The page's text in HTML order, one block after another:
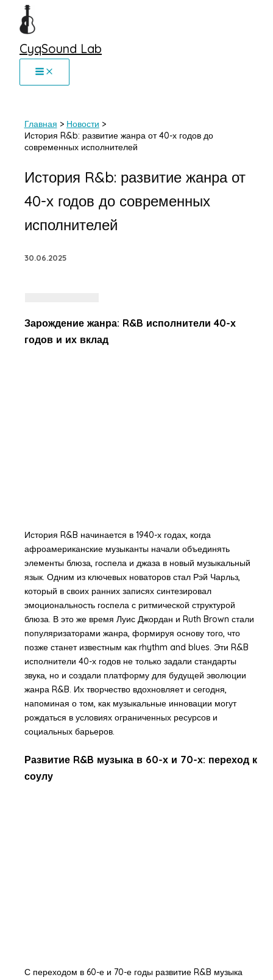
Перейти
CyqSound Lab
Главная
Новости
История R&b: развитие жанра от 40-х годов до
современных исполнителей
История R&b: развитие жанра от
40-х годов до современных
исполнителей
30.06.2025
Зарождение жанра: R&B исполнители 40-х
годов и их вклад
История R&B начинается в 1940-х годах, когда
афроамериканские музыканты начали объединять
элементы блюза, госпела и джаза в новый музыкальный
язык. Одним из ключевых новаторов стал Рэй Чарльз,
который в своих ранних записях синтезировал
эмоциональность госпела с ритмической структурой
блюза. В это же время Луис Джордан и Ruth Brown стали
популяризаторами жанра, формируя основу того, что
позже станет известным как rhythm and blues. Эти R&B
исполнители 40-х годов не только задали стандарты
звука, но и создали платформу для будущей эволюции
жанра R&B. Их творчество вдохновляет и сегодня,
напоминая о том, как музыкальные инновации могут
рождаться в условиях ограниченных ресурсов и
социальных барьеров.
Развитие R&B музыка в 60-х и 70-х: переход к
соулу
С переходом в 60-е и 70-е годы развитие R&B музыка